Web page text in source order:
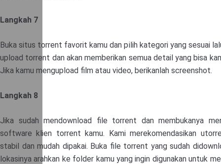
Langkah 7
Buka situs torrent favorit kamu dan pilih kategori yang sesuai
upload torrent dan akan memberikan semua detail yang bisa
Jika kamu mengupload film atau video, berikanlah screenshot.
Langkah 8
Jika sudah mendownload file torrent dan membukanya
software klien torrent kamu. Kami merekomendasikan
stabil dan mudah dipakai. Buka file torrent yang sudah
lokasinya arahkan ke folder kamu yang ingin digunakan untuk